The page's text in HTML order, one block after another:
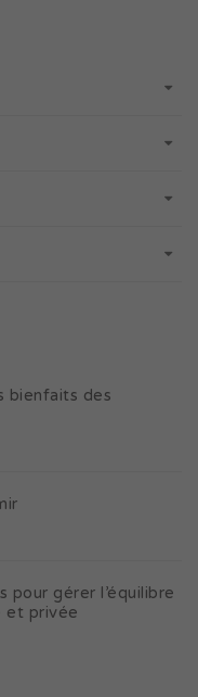
bienfaits des
pour gérer l’équilibre
et privée